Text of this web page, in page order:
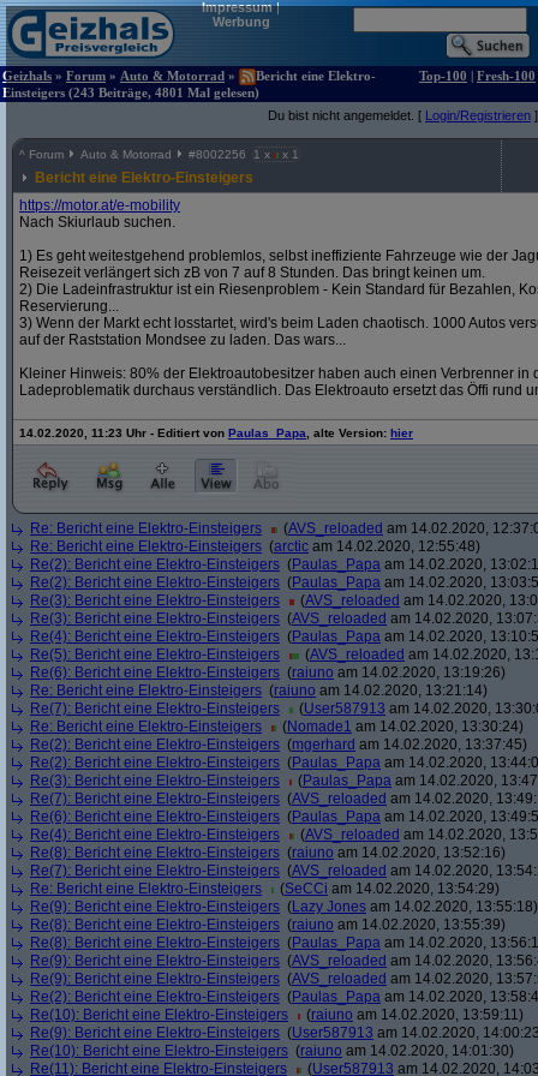
Impressum|
Werbung
Geizhals » Forum » Auto & Motorrad »
Bericht eine Elektro-
Einsteigers (243 Beiträge, 4801 Mal gelesen)
Top-100 | Fresh-100
Du bist nicht angemeldet. [ Login/Registrieren ]
^ Forum Auto & Motorrad #8002256 1 x x 1
Bericht eine Elektro-Einsteigers
https://motor.at/e-mobility
Nach Skiurlaub suchen.
1) Es geht weitestgehend problemlos, selbst ineffiziente Fahrzeuge wie der
Reisezeit verlängert sich zB von 7 auf 8 Stunden. Das bringt keinen um.
2) Die Ladeinfrastruktur ist ein Riesenproblem - Kein Standard für Bezahlen,
Reservierung...
3) Wenn der Markt echt losstartet, wird's beim Laden chaotisch. 1000 Autos
auf der Raststation Mondsee zu laden. Das wars...
Kleiner Hinweis: 80% der Elektroautobesitzer haben auch einen Verbrenner in
Ladeproblematik durchaus verständlich. Das Elektroauto ersetzt das Öffi rund
14.02.2020, 11:23 Uhr - Editiert von Paulas_Papa , alte Version: hier
Re: Bericht eine Elektro-Einsteigers (AVS_reloaded am 14.02.2020,
Re: Bericht eine Elektro-Einsteigers (arctic am 14.02.2020, 12:55:48)
Re(2): Bericht eine Elektro-Einsteigers (Paulas_Papa am 14.02.2020,
Re(2): Bericht eine Elektro-Einsteigers (Paulas_Papa am 14.02.2020,
Re(3): Bericht eine Elektro-Einsteigers
(AVS_reloaded am 14.02.2020,
Re(3): Bericht eine Elektro-Einsteigers (AVS_reloaded am 14.02.2020,
Re(4): Bericht eine Elektro-Einsteigers (Paulas_Papa am 14.02.2020,
Re(5): Bericht eine Elektro-Einsteigers
(AVS_reloaded am 14.02.2020,
Re(6): Bericht eine Elektro-Einsteigers (raiuno am 14.02.2020, 13:19:26)
Re: Bericht eine Elektro-Einsteigers (raiuno am 14.02.2020, 13:21:14)
Re(7): Bericht eine Elektro-Einsteigers
(User587913 am 14.02.2020,
Re: Bericht eine Elektro-Einsteigers
(Nomade1 am 14.02.2020, 13:30:24)
Re(2): Bericht eine Elektro-Einsteigers (mgerhard am 14.02.2020, 13:37:45)
Re(2): Bericht eine Elektro-Einsteigers (Paulas_Papa am 14.02.2020,
Re(3): Bericht eine Elektro-Einsteigers
(Paulas_Papa am 14.02.2020,
Re(7): Bericht eine Elektro-Einsteigers (AVS_reloaded am 14.02.2020,
Re(6): Bericht eine Elektro-Einsteigers (Paulas_Papa am 14.02.2020,
Re(4): Bericht eine Elektro-Einsteigers
(AVS_reloaded am 14.02.2020,
Re(8): Bericht eine Elektro-Einsteigers (raiuno am 14.02.2020, 13:52:16)
Re(7): Bericht eine Elektro-Einsteigers (AVS_reloaded am 14.02.2020,
Re: Bericht eine Elektro-Einsteigers
(SeCCi am 14.02.2020, 13:54:29)
Re(9): Bericht eine Elektro-Einsteigers (Lazy Jones am 14.02.2020, 13:55:18)
Re(8): Bericht eine Elektro-Einsteigers (raiuno am 14.02.2020, 13:55:39)
Re(8): Bericht eine Elektro-Einsteigers (Paulas_Papa am 14.02.2020,
Re(9): Bericht eine Elektro-Einsteigers (AVS_reloaded am 14.02.2020,
Re(9): Bericht eine Elektro-Einsteigers (AVS_reloaded am 14.02.2020,
Re(2): Bericht eine Elektro-Einsteigers (Paulas_Papa am 14.02.2020,
Re(10): Bericht eine Elektro-Einsteigers
(raiuno am 14.02.2020, 13:59:11)
Re(9): Bericht eine Elektro-Einsteigers (User587913 am 14.02.2020,
Re(10): Bericht eine Elektro-Einsteigers (raiuno am 14.02.2020, 14:01:30)
Re(11): Bericht eine Elektro-Einsteigers
(User587913 am 14.02.2020,